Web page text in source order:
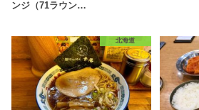
ンジ（71ラウン…
北海道